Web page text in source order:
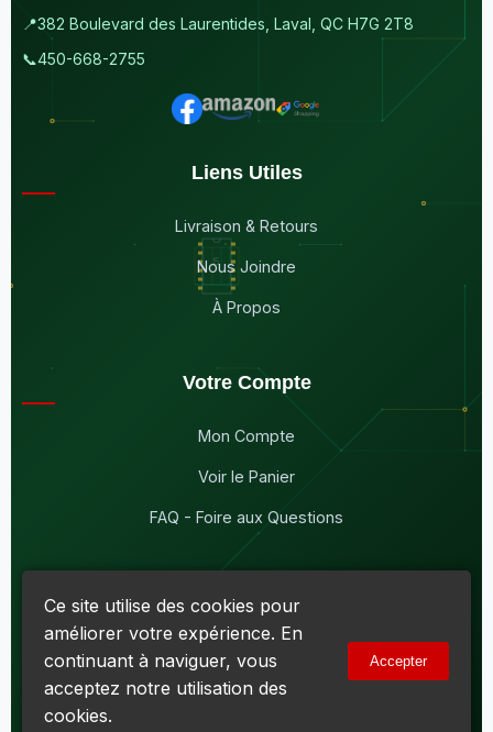
📍382 Boulevard des Laurentides, Laval, QC H7G 2T8
📞450-668-2755
Liens Utiles
Livraison & Retours
Nous Joindre
À Propos
Votre Compte
Mon Compte
Voir le Panier
FAQ - Foire aux Questions
© 2026Maddison Électronique Inc.
Politique de confidentialité & Cookies|
Conditions d'utilisation
Numéro d'entreprise du Québec (NEQ) :
R138919030RT0001 • TVQ : 10-1702-3051TQ0001
Ce site utilise des cookies pour
améliorer votre expérience. En
continuant à naviguer, vous
acceptez notre utilisation des
cookies.
Accepter